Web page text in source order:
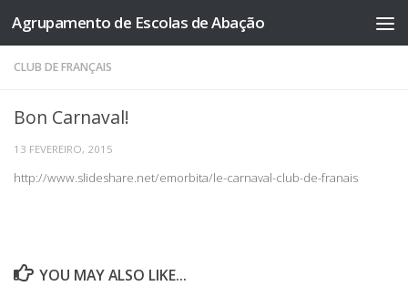
Skip to content
Agrupamento de Escolas de Abação
CLUB DE FRANÇAIS
Bon Carnaval!
13 FEVEREIRO, 2015
http://www.slideshare.net/emorbita/le-carnaval-club-de-franais
YOU MAY ALSO LIKE...